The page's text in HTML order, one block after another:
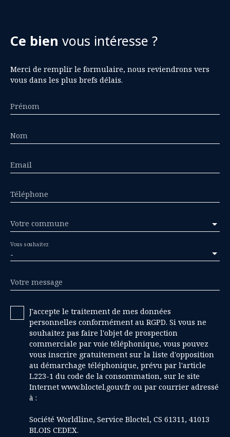
Ce bien vous intéresse ?
Merci de remplir le formulaire, nous reviendrons vers
vous dans les plus brefs délais.
Prénom
Nom
Email
Téléphone
Votre commune
-
Vous souhaitez
Votre message
J'accepte le traitement de mes données
personnelles conformément au RGPD. Si vous ne
souhaitez pas faire l'objet de prospection
commerciale par voie téléphonique, vous pouvez
vous inscrire gratuitement sur la liste d'opposition
au démarchage téléphonique, prévu par l'article
L223-1 du code de la consommation, sur le site
Internet www.bloctel.gouv.fr ou par courrier adressé
à :
Société Worldline, Service Bloctel, CS 61311, 41013
BLOIS CEDEX.